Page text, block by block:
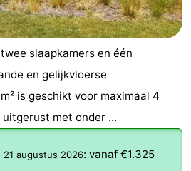
slaapkamers en één
en gelijkvloerse
is geschikt voor maximaal 4
met onder ...
21 augustus 2026: vanaf €1.325